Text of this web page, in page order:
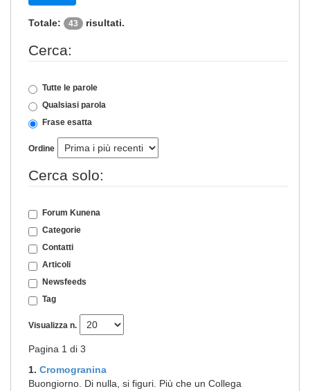
Totale: 43 risultati.
Cerca:
Tutte le parole
Qualsiasi parola
Frase esatta
Ordine
Cerca solo:
Forum Kunena
Categorie
Contatti
Articoli
Newsfeeds
Tag
Visualizza n.
Pagina 1 di 3
1. Cromogranina
Buongiorno. Di nulla, si figuri. Più che un Collega